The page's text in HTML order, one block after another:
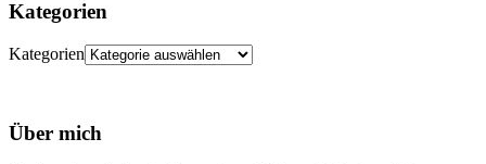
Kategorien
Kategorien
Über mich